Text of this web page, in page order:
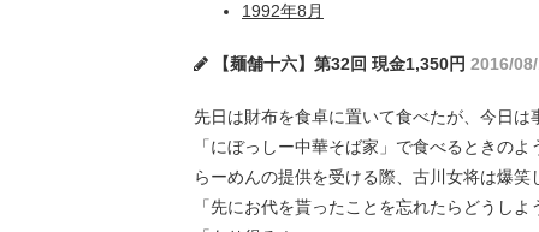
1992年8月
【麺舗十六】第32回 現金1,350円 2016/
先日は財布を食卓に置いて食べたが、今日
「にぼっしー中華そば家」で食べるときのよ
らーめんの提供を受ける際、古川女将は爆笑
「先にお代を貰ったことを忘れたらどうしよ